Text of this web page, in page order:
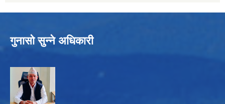
गुनासो सुन्ने अधिकारी